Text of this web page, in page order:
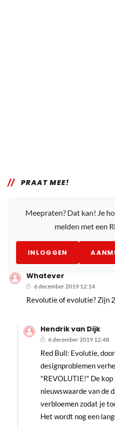
PRAAT MEE!
Meepraten? Dat kan! Je
melden met een
INLOGGEN
Whatever
6 december 2019 12:14
Revolutie of evolutie? Zijn
Hendrik van Dijk
6 december 2019 12:48
Red Bull: Evolutie,
designproblemen
"REVOLUTIE!" De kop
nieuwswaarde van de
verbloemen zodat je
Het wordt nog een